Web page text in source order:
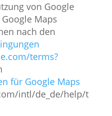
von Google
Maps
nach den
terms?
für Google Maps
intl/de_de/help/t